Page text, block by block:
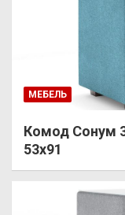
МЕБЕЛЬ
Комод Сонум
53х91